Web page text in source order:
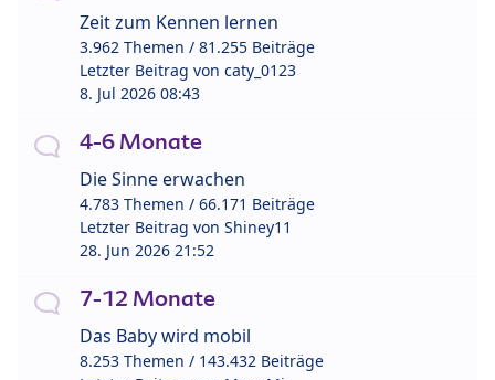
Zeit zum Kennen lernen
3.962 Themen / 81.255 Beiträge
Letzter Beitrag von caty_0123
8. Jul 2026 08:43
4-6 Monate
Die Sinne erwachen
4.783 Themen / 66.171 Beiträge
Letzter Beitrag von Shiney11
28. Jun 2026 21:52
7-12 Monate
Das Baby wird mobil
8.253 Themen / 143.432 Beiträge